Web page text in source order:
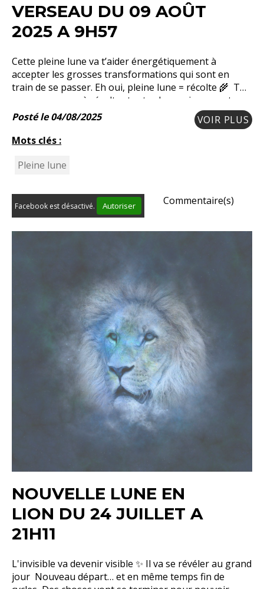
VERSEAU DU 09 AOÛT
2025 A 9H57
Cette pleine lune va t’aider énergétiquement à
accepter les grosses transformations qui sont en
train de se passer. Eh oui, pleine lune = récolte 🌾 Tu
vas commencer à récolter toutes les graines que tu as
Posté le 04/08/2025
VOIR PLUS
Mots clés :
Pleine lune
Facebook est désactivé. Autoriser Commentaire(s)
NOUVELLE LUNE EN
LION DU 24 JUILLET A
21H11
L'invisible va devenir visible ✨ Il va se révéler au grand
jour Nouveau départ… et en même temps fin de